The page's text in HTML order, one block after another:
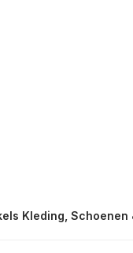
Kleding, Schoenen